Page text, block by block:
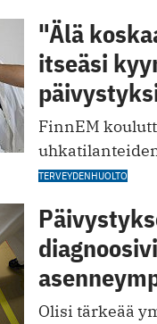
"Älä
itseäsi
FinnEM
TERVEYDENHUOLTO
Olisi tärkeää